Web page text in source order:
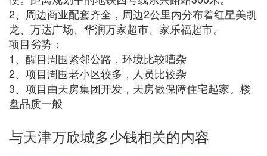
2、周边商业配套齐全，周边2公里内分布着红星美凯
龙、万达广场、华润万家超市、家乐福超市。
项目劣势：
1、醒目周围紧邻公路，环境比较嘈杂
2、项目周围老小区较多，人员比较杂
3、项目由天房集团开发，天房做保障住宅起家。楼
盘品质一般
与天津万欣城多少钱相关的内容